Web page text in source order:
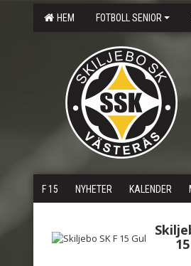
HEM FOTBOLL SENIOR
F 15 NYHETER KALENDER